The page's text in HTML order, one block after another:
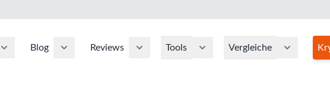
Blog Reviews Tools Vergleiche